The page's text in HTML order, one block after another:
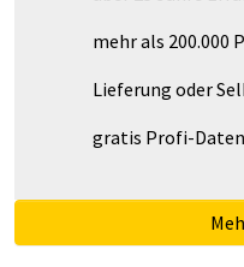
mehr als 200.000
Lieferung oder
gratis Profi-